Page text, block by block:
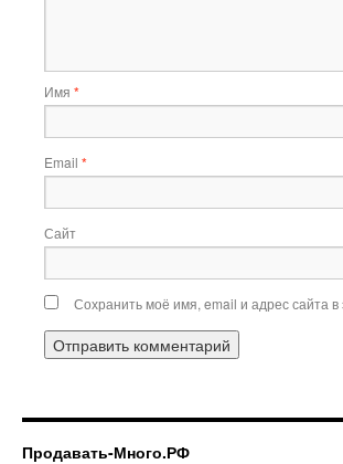
Имя *
Email *
Сайт
Сохранить моё имя, email и адрес сайта
Продавать-Много.РФ